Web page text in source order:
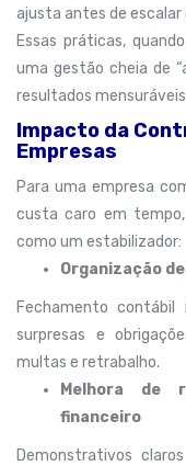
ajusta antes de escalar
Essas práticas,
uma gestão cheia de
resultados
Impacto da
Empresas
Para uma empresa
custa caro em
como um estabilizador:
Organização
Fechamento contábil
surpresas e
multas e retrabalho.
Melhora de
financeiro
Demonstrativos